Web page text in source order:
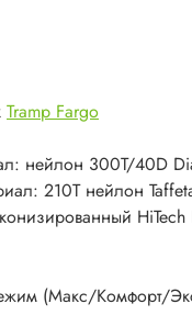
Tramp Fargo
нейлон 300T/40D
210T нейлон
(Макс/Комфорт/